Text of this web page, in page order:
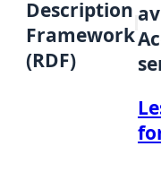
Description
Framework
(RDF)